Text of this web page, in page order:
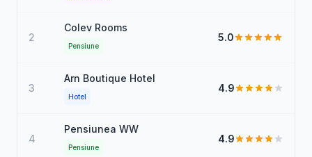
2
Colev Rooms
Pensiune
5.0
3
Arn Boutique Hotel
Hotel
4.9
4
Pensiunea WW
Pensiune
4.9